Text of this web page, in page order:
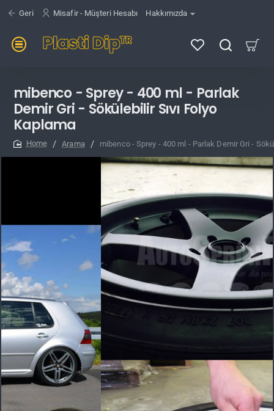
Geri Misafir - Müşteri Hesabı Hakkımızda
mibenco - Sprey - 400 ml - Parlak
Demir Gri - Sökülebilir Sıvı Folyo
Kaplama
Arama mibenco - Sprey - 400 ml - Parlak Demir Gri -